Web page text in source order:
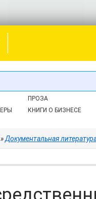
ПРОЗА
КНИГИ О БИЗНЕСЕ
»Документальная